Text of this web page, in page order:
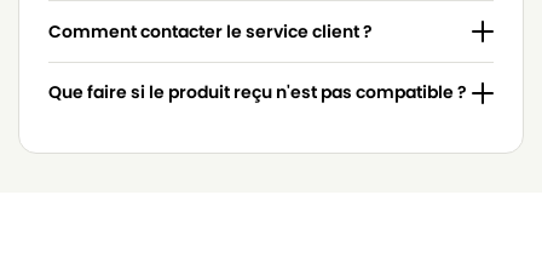
LG-
GOLDSTAR
LG-GOLDSTAR BONN (Série)
LG-
Comment contacter le service client ?
Que faire si le produit reçu n'est pas compatible ?